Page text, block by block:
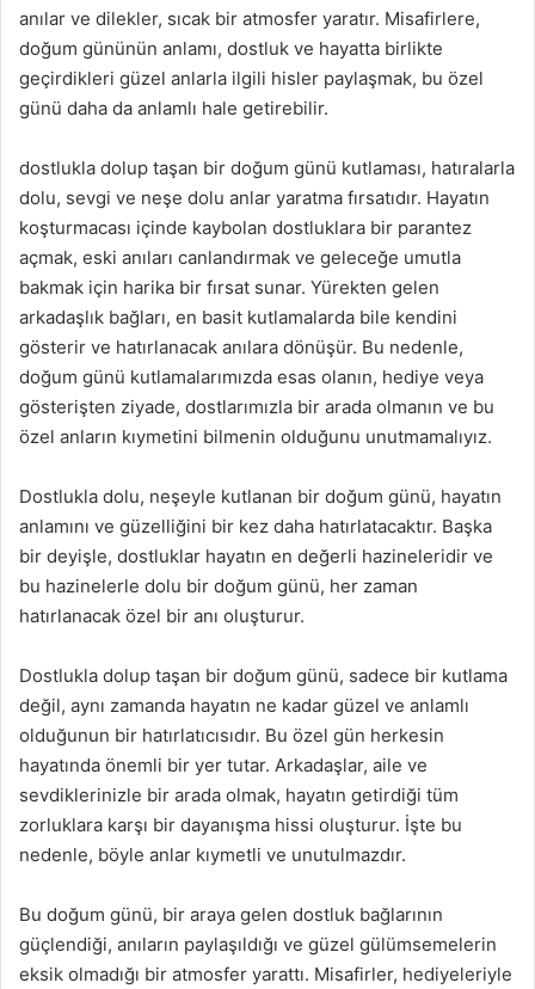
anılar ve dilekler, sıcak bir atmosfer yaratır. Misafirlere,
doğum gününün anlamı, dostluk ve hayatta birlikte
geçirdikleri güzel anlarla ilgili hisler paylaşmak, bu özel
günü daha da anlamlı hale getirebilir.
dostlukla dolup taşan bir doğum günü kutlaması, hatıralarla
dolu, sevgi ve neşe dolu anlar yaratma fırsatıdır. Hayatın
koşturmacası içinde kaybolan dostluklara bir parantez
açmak, eski anıları canlandırmak ve geleceğe umutla
bakmak için harika bir fırsat sunar. Yürekten gelen
arkadaşlık bağları, en basit kutlamalarda bile kendini
gösterir ve hatırlanacak anılara dönüşür. Bu nedenle,
doğum günü kutlamalarımızda esas olanın, hediye veya
gösterişten ziyade, dostlarımızla bir arada olmanın ve bu
özel anların kıymetini bilmenin olduğunu unutmamalıyız.
Dostlukla dolu, neşeyle kutlanan bir doğum günü, hayatın
anlamını ve güzelliğini bir kez daha hatırlatacaktır. Başka
bir deyişle, dostluklar hayatın en değerli hazineleridir ve
bu hazinelerle dolu bir doğum günü, her zaman
hatırlanacak özel bir anı oluşturur.
Dostlukla dolup taşan bir doğum günü, sadece bir kutlama
değil, aynı zamanda hayatın ne kadar güzel ve anlamlı
olduğunun bir hatırlatıcısıdır. Bu özel gün herkesin
hayatında önemli bir yer tutar. Arkadaşlar, aile ve
sevdiklerinizle bir arada olmak, hayatın getirdiği tüm
zorluklara karşı bir dayanışma hissi oluşturur. İşte bu
nedenle, böyle anlar kıymetli ve unutulmazdır.
Bu doğum günü, bir araya gelen dostluk bağlarının
güçlendiği, anıların paylaşıldığı ve güzel gülümsemelerin
eksik olmadığı bir atmosfer yarattı. Misafirler, hediyeleriyle